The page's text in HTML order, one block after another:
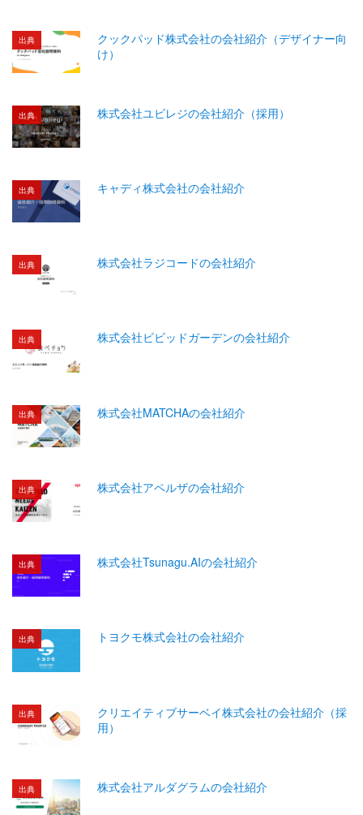
出典
クックパッド株式会社の会社紹介（デザイナー向
け）
出典 株式会社ユビレジの会社紹介（採用）
出典 キャディ株式会社の会社紹介
出典 株式会社ラジコードの会社紹介
出典 株式会社ビビッドガーデンの会社紹介
出典 株式会社MATCHAの会社紹介
出典 株式会社アペルザの会社紹介
出典 株式会社Tsunagu.AIの会社紹介
出典 トヨクモ株式会社の会社紹介
出典
クリエイティブサーベイ株式会社の会社紹介（採
用）
出典 株式会社アルダグラムの会社紹介